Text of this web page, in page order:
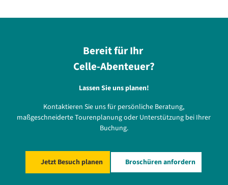
Bereit für Ihr
Celle-Abenteuer?
Lassen Sie uns planen!
Kontaktieren Sie uns für persönliche Beratung,
maßgeschneiderte Tourenplanung oder Unterstützung bei Ihrer
Buchung.
Jetzt Besuch planen Broschüren anfordern